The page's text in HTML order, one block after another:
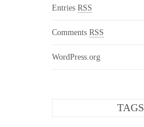
Entries RSS
Comments RSS
WordPress.org
TAGS